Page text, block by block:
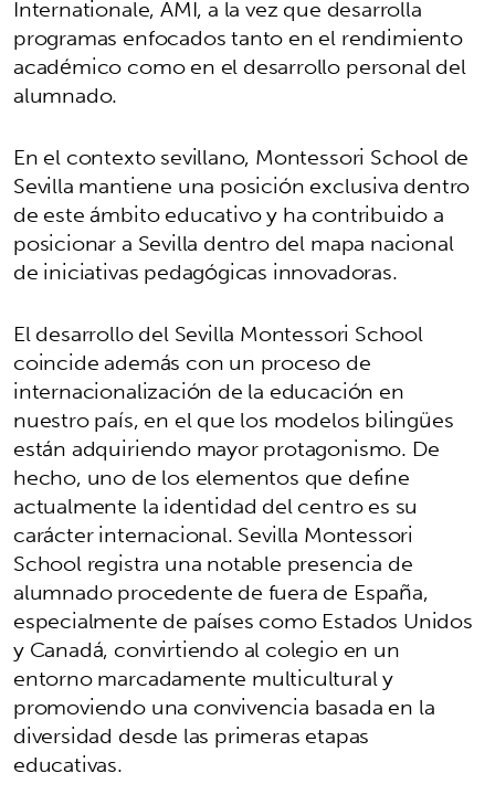
Internationale, AMI, a la vez que desarrolla
programas enfocados tanto en el rendimiento
académico como en el desarrollo personal del
alumnado.
En el contexto sevillano, Montessori School de
Sevilla mantiene una posición exclusiva dentro
de este ámbito educativo y ha contribuido a
posicionar a Sevilla dentro del mapa nacional
de iniciativas pedagógicas innovadoras.
El desarrollo del Sevilla Montessori School
coincide además con un proceso de
internacionalización de la educación en
nuestro país, en el que los modelos bilingües
están adquiriendo mayor protagonismo. De
hecho, uno de los elementos que define
actualmente la identidad del centro es su
carácter internacional. Sevilla Montessori
School registra una notable presencia de
alumnado procedente de fuera de España,
especialmente de países como Estados Unidos
y Canadá, convirtiendo al colegio en un
entorno marcadamente multicultural y
promoviendo una convivencia basada en la
diversidad desde las primeras etapas
educativas.